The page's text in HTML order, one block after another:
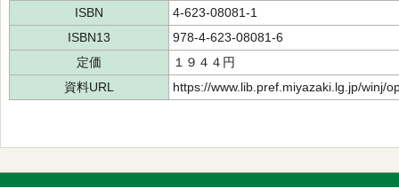
ISBN
4-623-08081-1
ISBN13
978-4-623-08081-6
定価
１９４４円
資料URL
https://www.lib.pref.miyazaki.lg.jp/winj/